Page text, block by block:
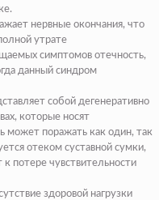
нервные окончания, что
утрате
симптомов отечность,
данный синдром
собой дегенеративно
которые носят
может поражать как один, так
отеком суставной сумки,
потере чувствительности
здоровой нагрузки